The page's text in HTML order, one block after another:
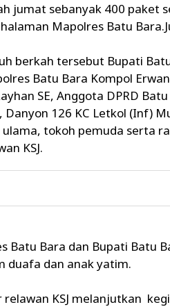
jumat sebanyak 400 paket
Mapolres Batu
berkah tersebut Bupati
Batu Bara Kompol
SE, Anggota DPRD
126 KC Letkol (Inf)
tokoh pemuda serta
KSJ.
Batu Bara dan Bupati Batu
duafa dan anak yatim.
KSJ melanjutkan